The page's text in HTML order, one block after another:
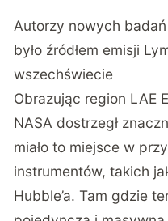
Autorzy nowych
było źródłem emisji
wszechświecie
Obrazując region LAE
NASA dostrzegł
miało to miejsce w
instrumentów, takich
Hubble’a. Tam gdzie